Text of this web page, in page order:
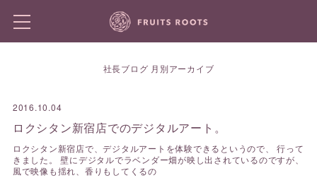
社長ブログ 月別アーカイブ
2016.10.04
ロクシタン新宿店でのデジタルアート。
ロクシタン新宿店で、デジタルアートを体験できるというので、 行って
きました。 壁にデジタルでラベンダー畑が映し出されているのですが、
風で映像も揺れ、香りもしてくるの